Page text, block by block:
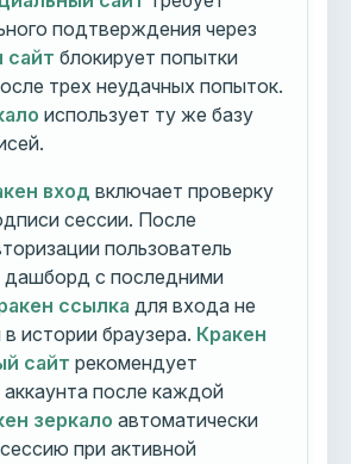
подтверждения через
сайт блокирует попытки
трех неудачных попыток.
использует ту же базу
вход включает проверку
сессии. После
пользователь
дашборд с последними
ссылка для входа не
истории браузера. Кракен
сайт рекомендует
после каждой
зеркало автоматически
при активной